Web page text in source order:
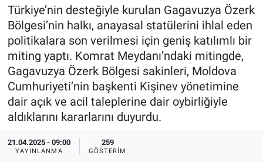
Türkiye’nin desteğiyle kurulan Gagavuzya Özerk
Bölgesi’nin halkı, anayasal statülerini ihlal eden
politikalara son verilmesi için geniş katılımlı bir
miting yaptı. Komrat Meydanı’ndaki mitingde,
Gagavuzya Özerk Bölgesi sakinleri, Moldova
Cumhuriyeti’nin başkenti Kişinev yönetimine
dair açık ve acil taleplerine dair oybirliğiyle
aldıklarını kararlarını duyurdu.
21.04.2025 - 09:00
YAYINLANMA
259
GÖSTERIM
Dünya
Ege Saati
Ege'den Esintiler
Eğitim
Eğlence
Spor
Yayın Akışı
İletişim
Son Dakika Haberleri
Haber Arşivi